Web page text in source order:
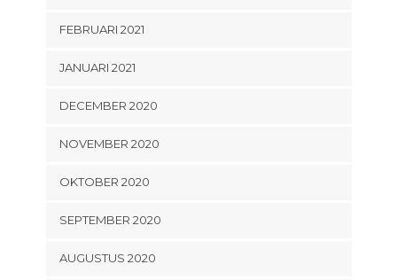
FEBRUARI 2021
JANUARI 2021
DECEMBER 2020
NOVEMBER 2020
OKTOBER 2020
SEPTEMBER 2020
AUGUSTUS 2020